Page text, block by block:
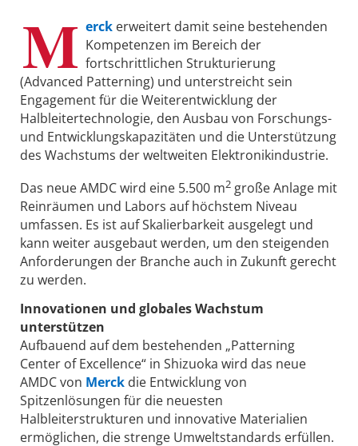
M erck erweitert damit seine bestehenden
Kompetenzen im Bereich der
fortschrittlichen Strukturierung
(Advanced Patterning) und unterstreicht sein
Engagement für die Weiterentwicklung der
Halbleitertechnologie, den Ausbau von Forschungs-
und Entwicklungskapazitäten und die Unterstützung
des Wachstums der weltweiten Elektronikindustrie.
Das neue AMDC wird eine 5.500 m2 große Anlage mit
Reinräumen und Labors auf höchstem Niveau
umfassen. Es ist auf Skalierbarkeit ausgelegt und
kann weiter ausgebaut werden, um den steigenden
Anforderungen der Branche auch in Zukunft gerecht
zu werden.
Innovationen und globales Wachstum
unterstützen
Aufbauend auf dem bestehenden „Patterning
Center of Excellence“ in Shizuoka wird das neue
AMDC von Merck die Entwicklung von
Spitzenlösungen für die neuesten
Halbleiterstrukturen und innovative Materialien
ermöglichen, die strenge Umweltstandards erfüllen.